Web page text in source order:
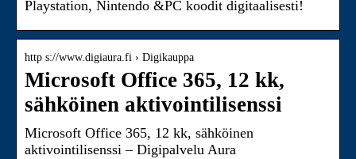
Playstation, Nintendo &PC koodit digitaalisesti!
http s://www.digiaura.fi › Digikauppa
Microsoft Office 365, 12 kk,
sähköinen aktivointilisenssi
Microsoft Office 365, 12 kk, sähköinen
aktivointilisenssi – Digipalvelu Aura